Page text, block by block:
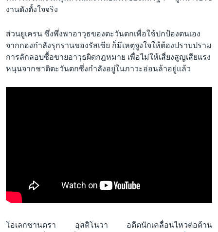
งานดังตั้งใจจริง
ส่วนยูเครน ซึ่งพึ่งพาอาวุธของตะวันตกเพื่อใช้ปกป้องตนเอง
จากกองกำลังรุกรานของรัสเซีย ก็มีเหตุจูงใจให้ต้องปราบปราม
การลักลอบซื้อขายอาวุธผิดกฎหมาย เพื่อไม่ให้เสี่ยงสูญเสียแรง
หนุนจากชาติตะวันตกซึ่งกำลังอยู่ในภาวะอ่อนล้าอยู่แล้ว
โอเลกซานดรา อุสติโนวา อดีตนักเคลื่อนไหวต่อต้าน